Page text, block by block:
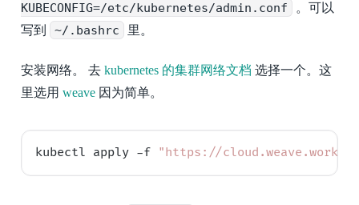
KUBECONFIG=/etc/kubernetes/admin.conf
。可以
写到
~/.bashrc 里。
安装网络。 去 kubernetes 的集群网络文档 选择一个。这
里选用 weave因为简单。
kubectl apply -f "https://cloud.weave.works/